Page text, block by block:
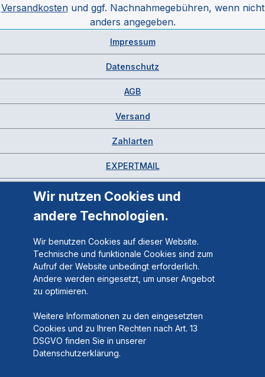
Versandkostenund ggf. Nachnahmegebühren, wenn nicht
anders angegeben.
Impressum
Datenschutz
AGB
Versand
Zahlarten
EXPERTMAIL
Wir nutzen Cookies und
andere Technologien.
Wir benutzen Cookies auf dieser Website.
Technische und funktionale Cookies sind zum
Aufruf der Website unbedingt erforderlich.
Andere werden eingesetzt, um unser Angebot
zu optimieren.
Weitere Informationen zu den eingesetzten
Cookies und zu Ihren Rechten nach Art. 13
DSGVO finden Sie in unserer
Datenschutzerklärung.